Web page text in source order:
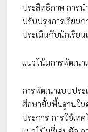
ประสิทธิภาพ การน
ปรับปรุงการเรียนก
ประเมินกับนักเรีย
แนวโน้มการพัฒนา
การพัฒนาแบบประ
ศึกษาขั้นพื้นฐานใน
ประการ การใช้เท